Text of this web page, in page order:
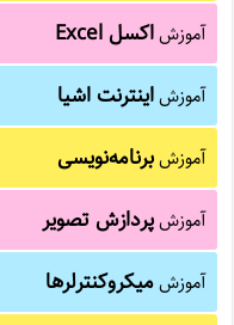
آموزشاکسل Excel
آموزشاینترنت اشیا
آموزشبرنامه‌نویسی
آموزشپردازش تصویر
آموزشمیکروکنترلرها